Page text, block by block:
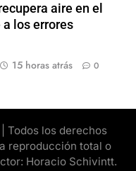
aire en el
los errores
15 horas atrás 0
Todos los derechos
reproducción total o
Horacio Schivintt.